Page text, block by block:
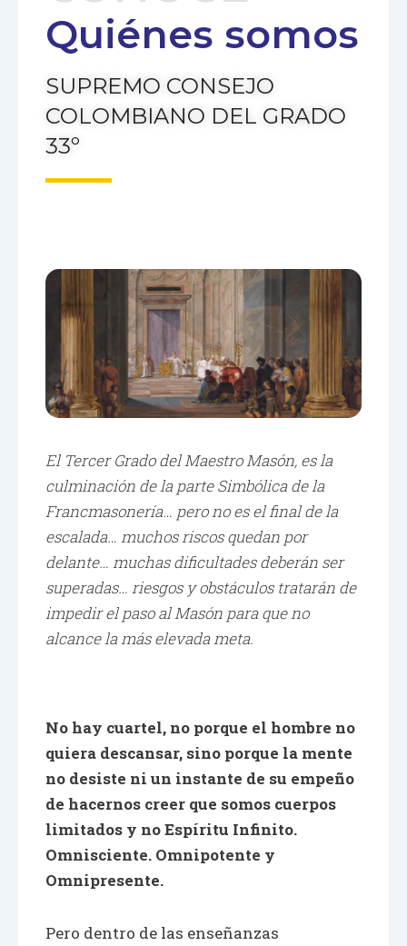
Quiénes somos
SUPREMO CONSEJO
COLOMBIANO DEL GRADO
33º
El Tercer Grado del Maestro Masón, es la
culminación de la parte Simbólica de la
Francmasonería… pero no es el final de la
escalada… muchos riscos quedan por
delante… muchas dificultades deberán ser
superadas… riesgos y obstáculos tratarán de
impedir el paso al Masón para que no
alcance la más elevada meta.
No hay cuartel, no porque el hombre no
quiera descansar, sino porque la mente
no desiste ni un instante de su empeño
de hacernos creer que somos cuerpos
limitados y no Espíritu Infinito.
Omnisciente. Omnipotente y
Omnipresente.
Pero dentro de las enseñanzas